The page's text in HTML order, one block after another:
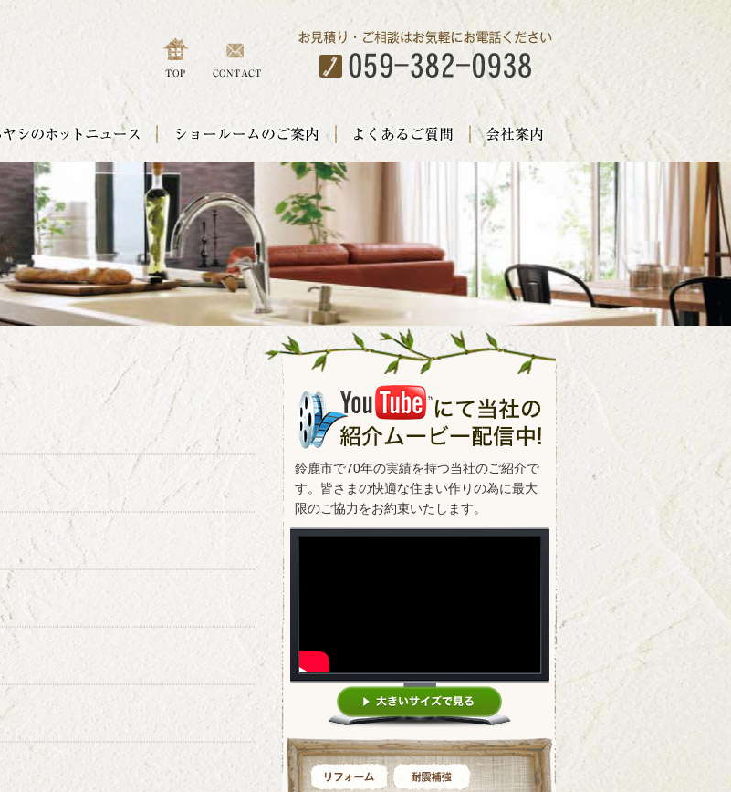
鈴鹿市で70年の実績を持つ当社のご紹介で
す。皆さまの快適な住まい作りの為に最大
限のご協力をお約束いたします。